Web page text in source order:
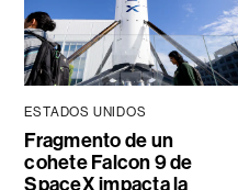
ESTADOS UNIDOS
Fragmento de un
cohete Falcon 9 de
SpaceX impacta la